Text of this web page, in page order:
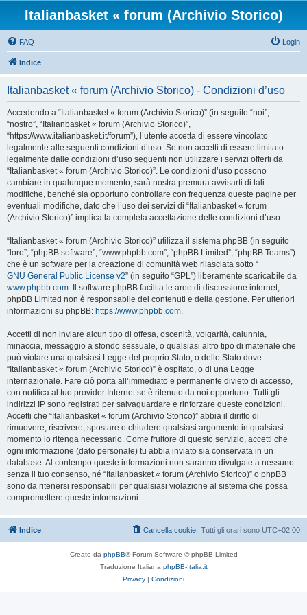
Italianbasket « forum (Archivio Storico)
FAQ Login
Indice
Italianbasket « forum (Archivio Storico) - Condizioni d’uso
Accedendo a “Italianbasket « forum (Archivio Storico)” (in seguito “noi”,
“nostro”, “Italianbasket « forum (Archivio Storico)”,
“https://www.italianbasket.it/forum”), l’utente accetta di essere vincolato
legalmente alle seguenti condizioni d’uso. Se non accetti di essere limitato
legalmente dalle condizioni d’uso seguenti non utilizzare i servizi offerti da
“Italianbasket « forum (Archivio Storico)”. Le condizioni d’uso possono
cambiare in qualunque momento, sarà nostra premura avvisarti di tali
modifiche, benché sia opportuno controllare con frequenza queste pagine per
eventuali modifiche, dato che l’uso dei servizi di “Italianbasket « forum
(Archivio Storico)” implica la completa accettazione delle condizioni d’uso.
“Italianbasket « forum (Archivio Storico)” utilizza il sistema phpBB (in seguito
“loro”, “phpBB software”, “www.phpbb.com”, “phpBB Limited”, “phpBB Teams”)
che è un software per la creazione di comunità web rilasciata sotto “
GNU General Public License v2” (in seguito “GPL”) liberamente scaricabile da
www.phpbb.com. Il software phpBB facilita le aree di discussione internet;
phpBB Limited non è responsabile dei contenuti e della gestione. Per ulteriori
informazioni su phpBB: https://www.phpbb.com.
Accetti di non inviare alcun tipo di offesa, oscenità, volgarità, calunnia,
minaccia, messaggio a sfondo sessuale, o qualsiasi altro tipo di materiale che
può violare una qualsiasi Legge del proprio Stato, o dello Stato dove
“Italianbasket « forum (Archivio Storico)” è ospitato, o di una Legge
internazionale. Fare ciò porta all’immediato e permanente divieto di accesso,
con notifica al tuo provider Internet se è ritenuto da noi opportuno. Tutti gli
indirizzi IP sono registrati per salvaguardare e rinforzare queste condizioni.
Accetti che “Italianbasket « forum (Archivio Storico)” abbia il diritto di
rimuovere, riscrivere, spostare o chiudere qualsiasi argomento in qualsiasi
momento lo ritenga necessario. Come fruitore di questo servizio, accetti che
ogni informazione (dato personale) tu abbia inviato sia conservata in un
database. Al contempo queste informazioni non saranno divulgate a nessuno
senza il tuo consenso, né “Italianbasket « forum (Archivio Storico)” o phpBB
sono da ritenersi responsabili per qualsiasi violazione al sistema che possa
compromettere queste informazioni.
Indice Tutti gli orari sono UTC+02:00
Cancella cookie
Creato da phpBB® Forum Software © phpBB Limited
Traduzione Italiana phpBB-Italia.it
Privacy | Condizioni